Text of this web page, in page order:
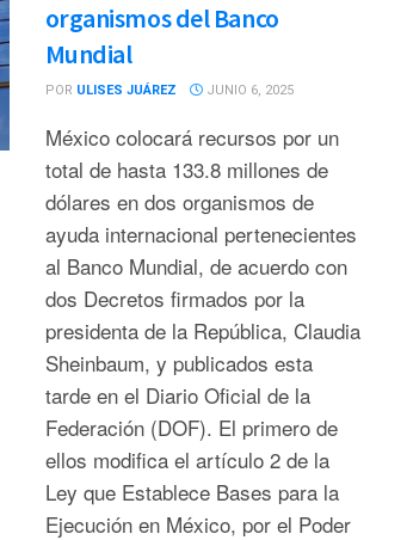
organismos del Banco
Mundial
POR ULISES JUÁREZ JUNIO 6, 2025
México colocará recursos por un
total de hasta 133.8 millones de
dólares en dos organismos de
ayuda internacional pertenecientes
al Banco Mundial, de acuerdo con
dos Decretos firmados por la
presidenta de la República, Claudia
Sheinbaum, y publicados esta
tarde en el Diario Oficial de la
Federación (DOF). El primero de
ellos modifica el artículo 2 de la
Ley que Establece Bases para la
Ejecución en México, por el Poder